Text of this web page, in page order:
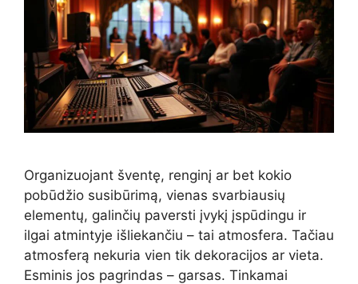
Organizuojant šventę, renginį ar bet kokio
pobūdžio susibūrimą, vienas svarbiausių
elementų, galinčių paversti įvykį įspūdingu ir
ilgai atmintyje išliekančiu – tai atmosfera. Tačiau
atmosferą nekuria vien tik dekoracijos ar vieta.
Esminis jos pagrindas – garsas. Tinkamai